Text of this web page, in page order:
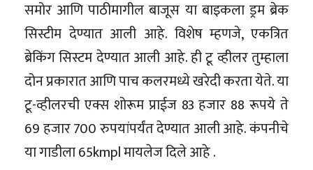
समोर आणि पाठीमागील बाजूस या बाइकला ड्रम ब्रेक
सिस्टीम देण्यात आली आहे. विशेष म्हणजे, एकत्रित
ब्रेकिंग सिस्टम देण्यात आली आहे. ही टू व्हीलर तुम्हाला
दोन प्रकारात आणि पाच कलरमध्ये खरेदी करता येते. या
टू-व्हीलरची एक्स शोरूम प्राईज 83 हजार 88 रूपये ते
69 हजार 700 रुपयांपर्यंत देण्यात आली आहे. कंपनीचे
या गाडीला 65kmpl मायलेज दिले आहे .